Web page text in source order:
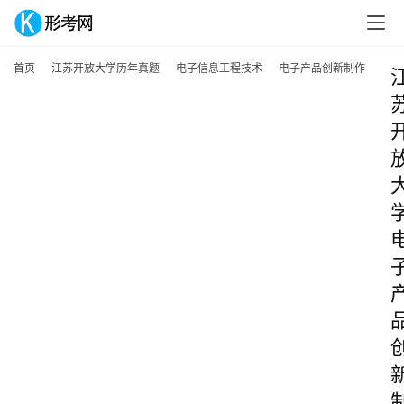
首页 江苏开放大学历年真题 电子信息工程技术 电子产品创新制作